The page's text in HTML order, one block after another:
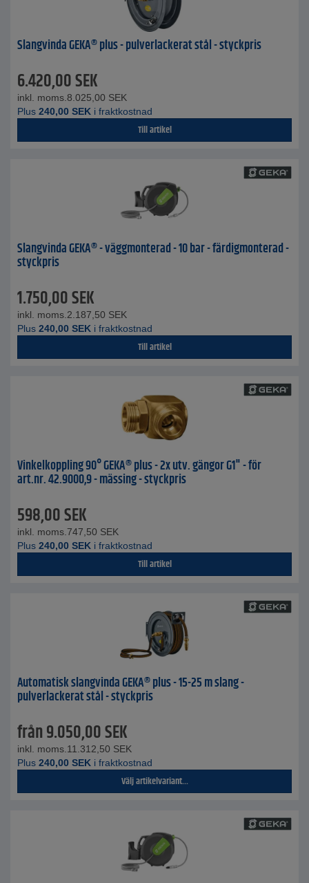
Slangvinda GEKA® plus - pulverlackerat stål - styckpris
6.420,00SEK
inkl. moms. 8.025,00 SEK
Plus 240,00 SEK i fraktkostnad
Till artikel
Slangvinda GEKA® - väggmonterad - 10 bar - färdigmonterad -
styckpris
1.750,00SEK
inkl. moms. 2.187,50 SEK
Plus 240,00 SEK i fraktkostnad
Till artikel
Vinkelkoppling 90° GEKA® plus - 2x utv. gängor G1" - för
art.nr. 42.9000,9 - mässing - styckpris
598,00SEK
inkl. moms. 747,50 SEK
Plus 240,00 SEK i fraktkostnad
Till artikel
Automatisk slangvinda GEKA® plus - 15-25 m slang -
pulverlackerat stål - styckpris
från9.050,00SEK
inkl. moms. 11.312,50 SEK
Plus 240,00 SEK i fraktkostnad
Välj artikelvariant...